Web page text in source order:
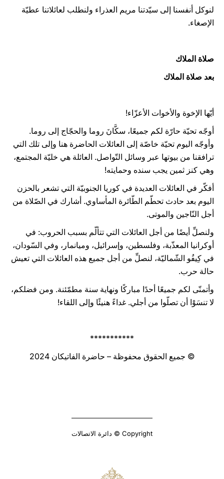
لنوكل أنفسنا إلى سيّدتنا مريم العذراء ولنطلب لعائلاتنا عطيّة
الإصغاء.
صلاة الملاك
بعد صلاة الملاك
أيّها الإخوة والأخوات الأعزّاء!
أوجّه تحيّة حارّة لكم جميعًا، سكَّانَ روما والحجّاج إلى روما.
وأوجّه اليوم تحيّة خاصّة إلى العائلات الحاضرة هنا وإلى تلك التي
ترافقنا من بيوتها عبر وسائل التّواصل. العائلة هي خليّة المجتمع،
وهي كنز ثمين يجب سنده وحمايته!
أفكّر في العائلات العديدة في كوريا الجنوبيّة التي تشعر بالحزن
اليوم بعد حادث تحطّم الطّائرة المأساوي. أشارك في الصّلاة من
أجل النّاجين والموتى.
ولنصلِّ أيضًا من أجل العائلات التي تتألّم بسبب الحروب: في
أوكرانيا المعذّبة، وفلسطين، وإسرائيل، وميانمار، وفي السّودان،
في كِيفُو الشّماليّة، لنصلِّ من أجل جميع هذه العائلات التي تعيش
حالة حرب.
وأتمنّى لكم جميعًا أحدًا مباركًا ونهاية سنة مطمّئنة. ومن فضلكم،
لا تنسَوْا أن تصلّوا من أجلي. غداءً هنيئًا وإلى اللقاء!
***********
© جميع الحقوق محفوظة – حاضرة الفاتيكان 2024
Copyright © دائرة الاتصالات